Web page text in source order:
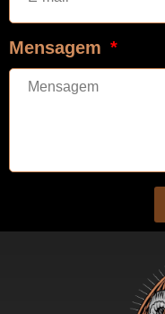
Mensagem